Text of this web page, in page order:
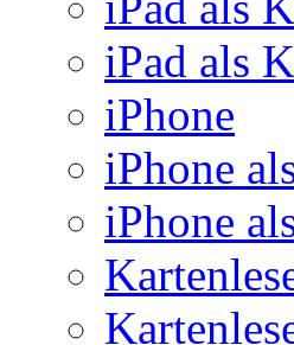
iPad als
iPhone
iPhone
iPhone